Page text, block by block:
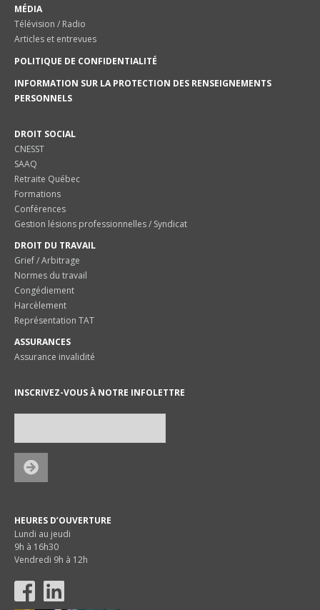
MÉDIA
Télévision / Radio
Articles et entrevues
POLITIQUE DE CONFIDENTIALITÉ
INFORMATION SUR LA PROTECTION DES RENSEIGNEMENTS
PERSONNELS
DROIT SOCIAL
CNESST
SAAQ
Retraite Québec
Formations
Conférences
Gestion lésions professionnelles / Syndicat
DROIT DU TRAVAIL
Grief / Arbitrage
Normes du travail
Congédiement
Harcèlement
Représentation TAT
ASSURANCES
Assurance invalidité
INSCRIVEZ-VOUS À NOTRE INFOLETTRE
HEURES D’OUVERTURE
Lundi au jeudi
9h à 16h30
Vendredi 9h à 12h